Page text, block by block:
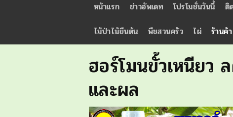
หน้าแรก ข่าวอัพเดท โปรโมชั่นวันนี้ ติ
ไม้ป่าไม้ยืนต้น
พืชสวนครัว ไผ่ ร้านค้า
ฮอร์โมนขั้วเหนียว
และผล